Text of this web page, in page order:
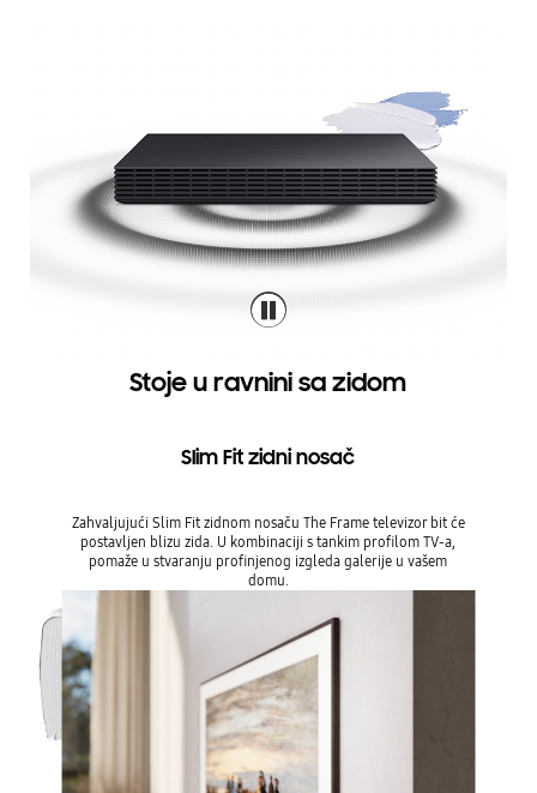
Stoje u ravnini sa zidom
Slim Fit zidni nosač
Zahvaljujući Slim Fit zidnom nosaču The Frame televizor bit će
postavljen blizu zida. U kombinaciji s tankim profilom TV-a,
pomaže u stvaranju profinjenog izgleda galerije u vašem
domu.